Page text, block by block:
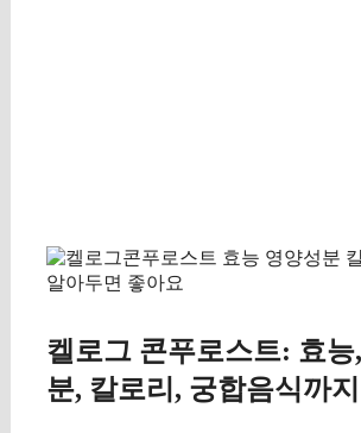
켈로그 콘푸로스트: 효능
분, 칼로리, 궁합음식까